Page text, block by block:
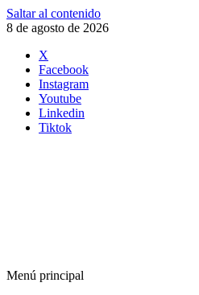
Saltar al contenido
8 de agosto de 2026
X
Facebook
Instagram
Youtube
Linkedin
Tiktok
Menú principal